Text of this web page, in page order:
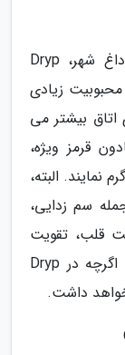
مسلماً یکی از برترین استودیوهای یوگا داغ شهر، Dryp
زیادی
بیشتر می
قرمز ویژه،
نمایند. البته،
سم زدایی،
قلب، تقویت
سیستم ایمنی و کاهش وزن همراه است، اگرچه در Dryp
خواهد داشت.